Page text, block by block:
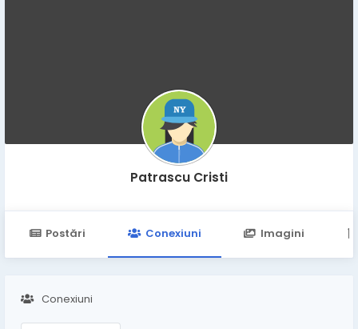
Patrascu Cristi
Postări Conexiuni Imagini
Conexiuni